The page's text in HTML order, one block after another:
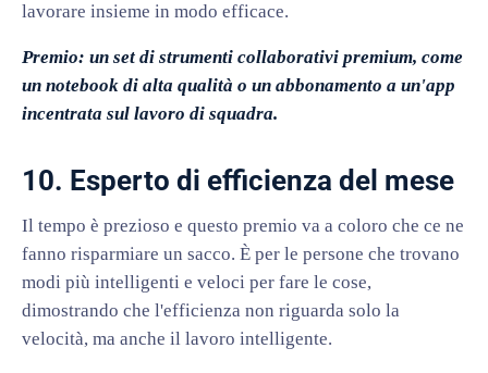
lavorare insieme in modo efficace.
Premio: un set di strumenti collaborativi premium, come
un notebook di alta qualità o un abbonamento a un'app
incentrata sul lavoro di squadra.
10. Esperto di efficienza del mese
Il tempo è prezioso e questo premio va a coloro che ce ne
fanno risparmiare un sacco. È per le persone che trovano
modi più intelligenti e veloci per fare le cose,
dimostrando che l'efficienza non riguarda solo la
velocità, ma anche il lavoro intelligente.